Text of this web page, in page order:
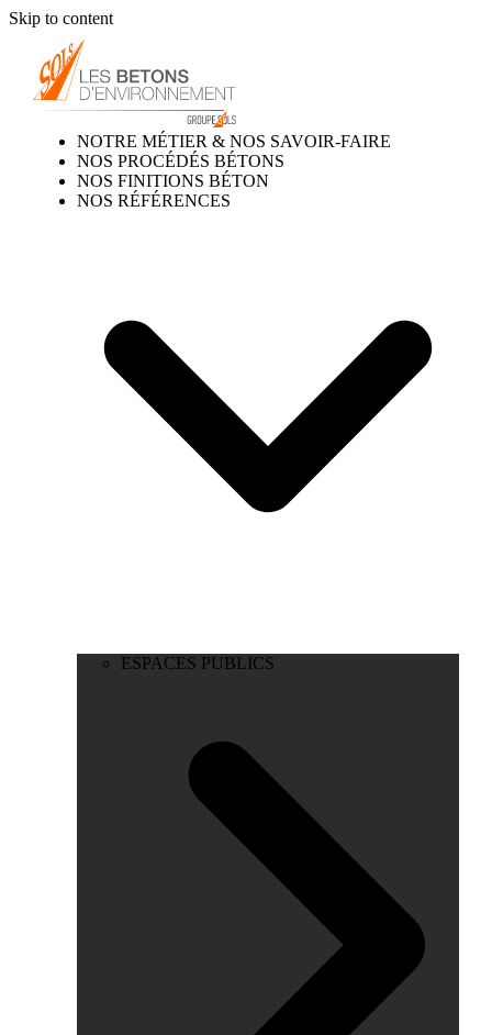
Skip to content
NOTRE MÉTIER & NOS SAVOIR-FAIRE
NOS PROCÉDÉS BÉTONS
NOS FINITIONS BÉTON
NOS RÉFÉRENCES
ESPACES PUBLICS